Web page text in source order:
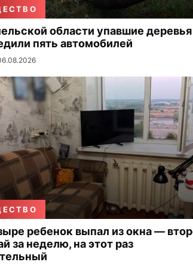
области упавшие деревья
пять автомобилей
ребенок выпал из окна —
за неделю, на этот раз